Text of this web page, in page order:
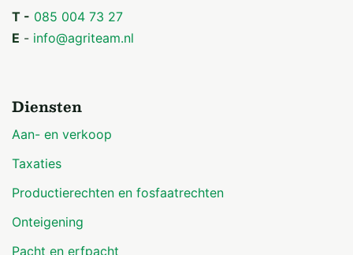
T - 085 004 73 27
E - info@agriteam.nl
Diensten
Aan- en verkoop
Taxaties
Productierechten en fosfaatrechten
Onteigening
Pacht en erfpacht